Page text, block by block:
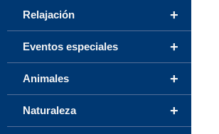
+
Relajación
+
Eventos especiales
+
Animales
+
Naturaleza